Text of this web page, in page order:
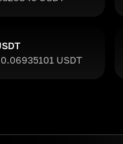
0.06935101 USDT